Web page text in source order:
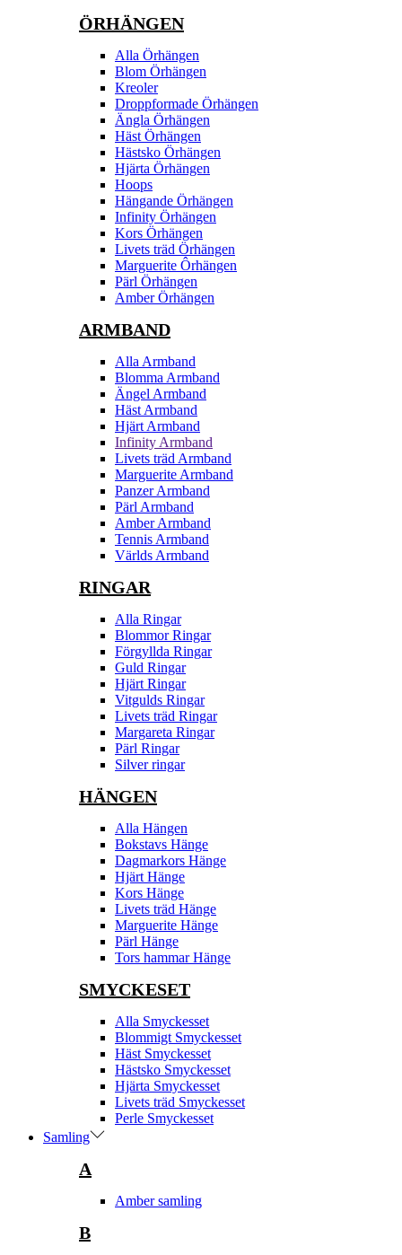
ÖRHÄNGEN
Alla Örhängen
Blom Örhängen
Kreoler
Droppformade Örhängen
Ängla Örhängen
Häst Örhängen
Hästsko Örhängen
Hjärta Örhängen
Hoops
Hängande Örhängen
Infinity Örhängen
Kors Örhängen
Livets träd Örhängen
Marguerite Ôrhängen
Pärl Örhängen
Amber Örhängen
ARMBAND
Alla Armband
Blomma Armband
Ängel Armband
Häst Armband
Hjärt Armband
Infinity Armband
Livets träd Armband
Marguerite Armband
Panzer Armband
Pärl Armband
Amber Armband
Tennis Armband
Världs Armband
RINGAR
Alla Ringar
Blommor Ringar
Förgyllda Ringar
Guld Ringar
Hjärt Ringar
Vitgulds Ringar
Livets träd Ringar
Margareta Ringar
Pärl Ringar
Silver ringar
HÄNGEN
Alla Hängen
Bokstavs Hänge
Dagmarkors Hänge
Hjärt Hänge
Kors Hänge
Livets träd Hänge
Marguerite Hänge
Pärl Hänge
Tors hammar Hänge
SMYCKESET
Alla Smyckesset
Blommigt Smyckesset
Häst Smyckesset
Hästsko Smyckesset
Hjärta Smyckesset
Livets träd Smyckesset
Perle Smyckesset
Samling
A
Amber samling
B